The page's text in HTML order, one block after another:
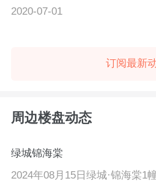
2020-07-01
订阅最新
周边楼盘动态
绿城锦海棠
2024年08月15日绿城·锦海棠1